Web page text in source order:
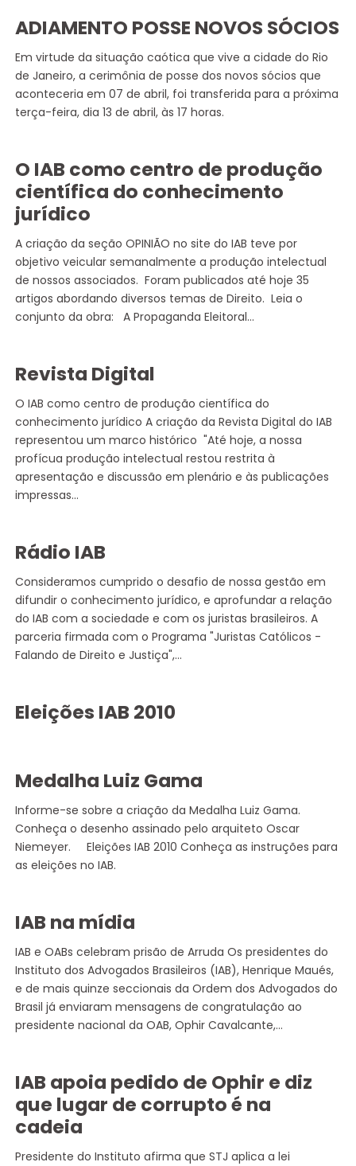
ADIAMENTO POSSE NOVOS SÓCIOS
Em virtude da situação caótica que vive a cidade do Rio
de Janeiro, a cerimônia de posse dos novos sócios que
aconteceria em 07 de abril, foi transferida para a próxima
terça-feira, dia 13 de abril, às 17 horas.
O IAB como centro de produção
científica do conhecimento
jurídico
A criação da seção OPINIÃO no site do IAB teve por
objetivo veicular semanalmente a produção intelectual
de nossos associados. Foram publicados até hoje 35
artigos abordando diversos temas de Direito. Leia o
conjunto da obra: A Propaganda Eleitoral…
Revista Digital
O IAB como centro de produção científica do
conhecimento jurídico A criação da Revista Digital do IAB
representou um marco histórico "Até hoje, a nossa
profícua produção intelectual restou restrita à
apresentação e discussão em plenário e às publicações
impressas…
Rádio IAB
Consideramos cumprido o desafio de nossa gestão em
difundir o conhecimento jurídico, e aprofundar a relação
do IAB com a sociedade e com os juristas brasileiros. A
parceria firmada com o Programa "Juristas Católicos -
Falando de Direito e Justiça",…
Eleições IAB 2010
Medalha Luiz Gama
Informe-se sobre a criação da Medalha Luiz Gama.
Conheça o desenho assinado pelo arquiteto Oscar
Niemeyer. Eleições IAB 2010 Conheça as instruções para
as eleições no IAB.
IAB na mídia
IAB e OABs celebram prisão de Arruda Os presidentes do
Instituto dos Advogados Brasileiros (IAB), Henrique Maués,
e de mais quinze seccionais da Ordem dos Advogados do
Brasil já enviaram mensagens de congratulação ao
presidente nacional da OAB, Ophir Cavalcante,…
IAB apoia pedido de Ophir e diz
que lugar de corrupto é na
cadeia
Presidente do Instituto afirma que STJ aplica a lei